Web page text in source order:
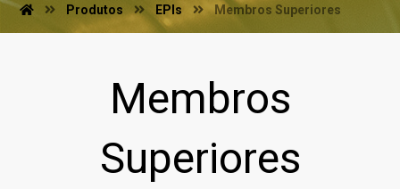
Produtos EPIs Membros Superiores
Membros
Superiores